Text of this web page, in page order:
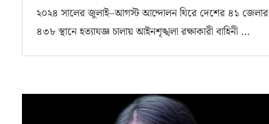
২০২৪ সালের জুলাই–আগস্ট আন্দোলন ঘিরে দেশের ৪১ জেলার
৪৩৮ স্থানে হত্যাযজ্ঞ চালায় আইনশৃঙ্খলা রক্ষাকারী বাহিনী …